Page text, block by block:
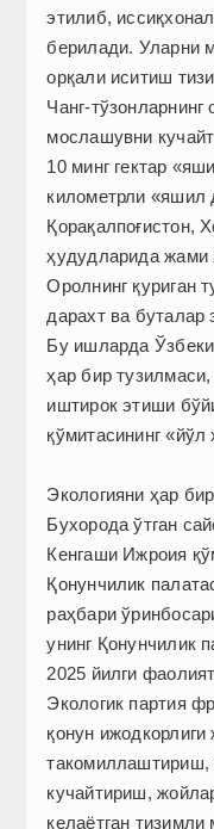
этилиб,
берилади. Уларни
орқали иситиш
Чанг-
мослашувни
10 минг гектар
километрли «яшил
Қорақалпоғис­тон,
ҳудудларида жами
Оролнинг қуриган
дарахт ва буталар
Бу ишларда
ҳар бир
иштирок этиши
қўмитасининг
Экологияни ҳар
Бухорода ўтган
Кенгаши Ижроия
Қонунчилик
раҳбари
унинг Қонунчилик
2025 йилги
Экологик партия
қонун
такомиллаштириш,
кучайтириш,
келаётган